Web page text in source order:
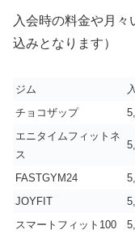
入会時の料金や月
込みとなります）
ジム
チョコザップ
エニタイムフィットネ
ス
FASTGYM24
JOYFIT
スマートフィット100